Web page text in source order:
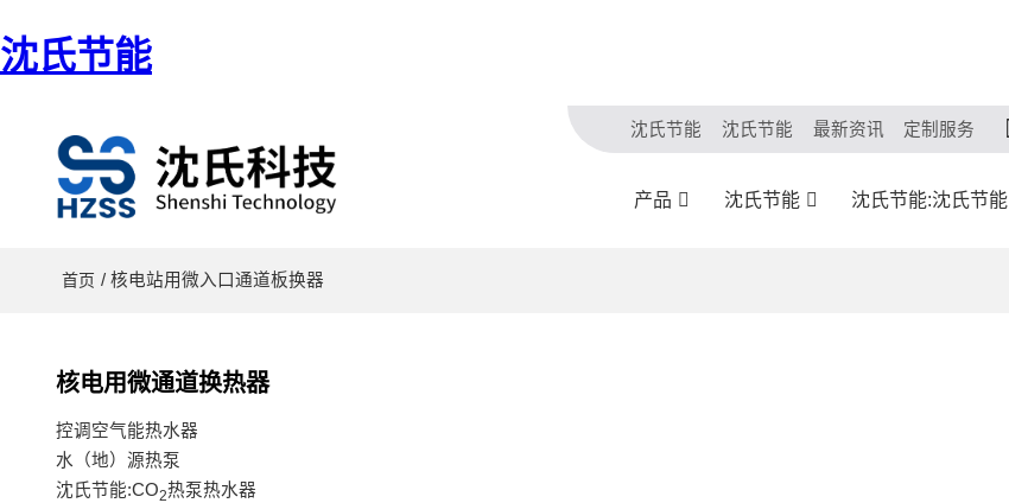
沈氏节能
沈氏节能 沈氏节能 最新资讯 定制服务
产品 沈氏节能 沈氏节能:沈氏节能
首页 / 核电站用微入口通道板换器
核电用微通道换热器
控调空气能热水器
水（地）源热泵
沈氏节能:CO2热泵热水器